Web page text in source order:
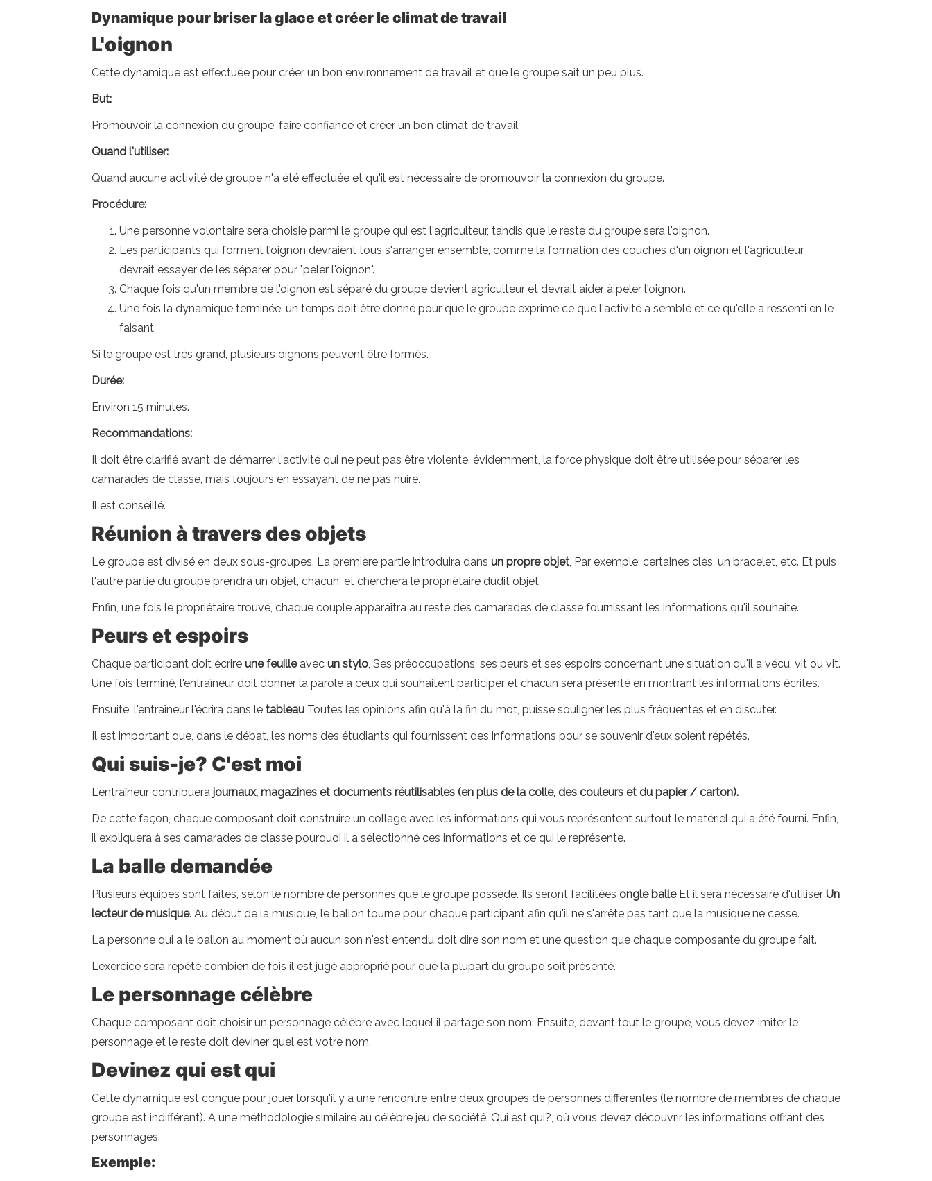
Dynamique pour briser la glace et créer le climat de travail
L'oignon
Cette dynamique est effectuée pour créer un bon environnement de travail et que le groupe sait un peu plus.
But:
Promouvoir la connexion du groupe, faire confiance et créer un bon climat de travail.
Quand l'utiliser:
Quand aucune activité de groupe n'a été effectuée et qu'il est nécessaire de promouvoir la connexion du groupe.
Procédure:
Une personne volontaire sera choisie parmi le groupe qui est l'agriculteur, tandis que le reste du groupe sera l'oignon.
Les participants qui forment l'oignon devraient tous s'arranger ensemble, comme la formation des couches d'un oignon et l'agriculteur
devrait essayer de les séparer pour "peler l'oignon".
Chaque fois qu'un membre de l'oignon est séparé du groupe devient agriculteur et devrait aider à peler l'oignon.
Une fois la dynamique terminée, un temps doit être donné pour que le groupe exprime ce que l'activité a semblé et ce qu'elle a ressenti en le
faisant.
Si le groupe est très grand, plusieurs oignons peuvent être formés.
Durée:
Environ 15 minutes.
Recommandations:
Il doit être clarifié avant de démarrer l'activité qui ne peut pas être violente, évidemment, la force physique doit être utilisée pour séparer les
camarades de classe, mais toujours en essayant de ne pas nuire.
Il est conseillé.
Réunion à travers des objets
Le groupe est divisé en deux sous-groupes. La première partie introduira dans un propre objet, Par exemple: certaines clés, un bracelet, etc. Et puis
l'autre partie du groupe prendra un objet, chacun, et cherchera le propriétaire dudit objet.
Enfin, une fois le propriétaire trouvé, chaque couple apparaîtra au reste des camarades de classe fournissant les informations qu'il souhaite.
Peurs et espoirs
Chaque participant doit écrire une feuille avec un stylo, Ses préoccupations, ses peurs et ses espoirs concernant une situation qu'il a vécu, vit ou vit.
Une fois terminé, l'entraîneur doit donner la parole à ceux qui souhaitent participer et chacun sera présenté en montrant les informations écrites.
Ensuite, l'entraîneur l'écrira dans le tableau Toutes les opinions afin qu'à la fin du mot, puisse souligner les plus fréquentes et en discuter.
Il est important que, dans le débat, les noms des étudiants qui fournissent des informations pour se souvenir d'eux soient répétés.
Qui suis-je? C'est moi
L'entraîneur contribuera journaux, magazines et documents réutilisables (en plus de la colle, des couleurs et du papier / carton).
De cette façon, chaque composant doit construire un collage avec les informations qui vous représentent surtout le matériel qui a été fourni. Enfin,
il expliquera à ses camarades de classe pourquoi il a sélectionné ces informations et ce qui le représente.
La balle demandée
Plusieurs équipes sont faites, selon le nombre de personnes que le groupe possède. Ils seront facilitées ongle balleEt il sera nécessaire d'utiliser Un
lecteur de musique. Au début de la musique, le ballon tourne pour chaque participant afin qu'il ne s'arrête pas tant que la musique ne cesse.
La personne qui a le ballon au moment où aucun son n'est entendu doit dire son nom et une question que chaque composante du groupe fait.
L'exercice sera répété combien de fois il est jugé approprié pour que la plupart du groupe soit présenté.
Le personnage célèbre
Chaque composant doit choisir un personnage célèbre avec lequel il partage son nom. Ensuite, devant tout le groupe, vous devez imiter le
personnage et le reste doit deviner quel est votre nom.
Devinez qui est qui
Cette dynamique est conçue pour jouer lorsqu'il y a une rencontre entre deux groupes de personnes différentes (le nombre de membres de chaque
groupe est indifférent). A une méthodologie similaire au célèbre jeu de société. Qui est qui?, où vous devez découvrir les informations offrant des
personnages.
Exemple: